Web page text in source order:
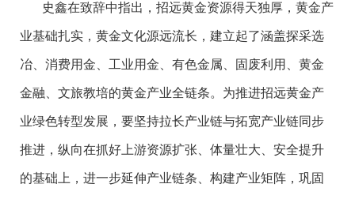
史鑫在致辞中指出，招远黄金资源得天独厚，黄金产
业基础扎实，黄金文化源远流长，建立起了涵盖探采选
冶、消费用金、工业用金、有色金属、固废利用、黄金
金融、文旅教培的黄金产业全链条。为推进招远黄金产
业绿色转型发展，要坚持拉长产业链与拓宽产业链同步
推进，纵向在抓好上游资源扩张、体量壮大、安全提升
的基础上，进一步延伸产业链条、构建产业矩阵，巩固